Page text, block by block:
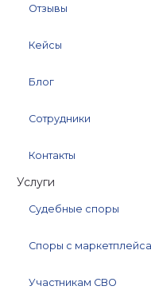
Отзывы
Кейсы
Блог
Сотрудники
Контакты
Услуги
Судебные споры
Споры с
Участникам СВО